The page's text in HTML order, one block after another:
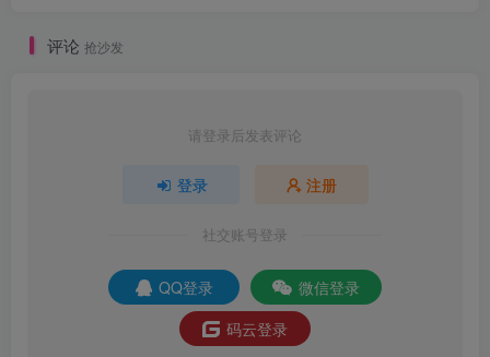
评论 抢沙发
请登录后发表评论
登录 注册
社交账号登录
QQ登录
微信登录
码云登录